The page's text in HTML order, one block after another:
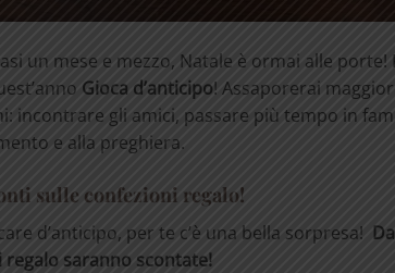
un mese e mezzo, Natale è ormai alle porte!
Gioca d’anticipo! Assaporerai
incontrare gli amici, passare più tempo in
e alla preghiera.
sulle confezioni regalo!
d’anticipo, per te c’è una bella sorpresa!
saranno scontate!